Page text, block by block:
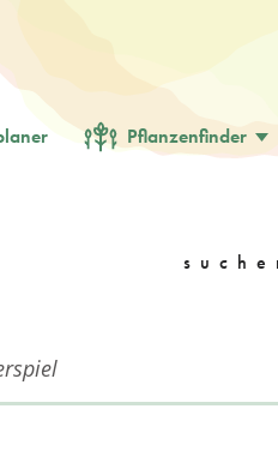
Pflanzenfinder